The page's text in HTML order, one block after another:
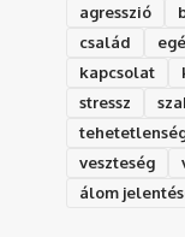
agresszió
család
kapcsolat
stressz
veszteség
álom